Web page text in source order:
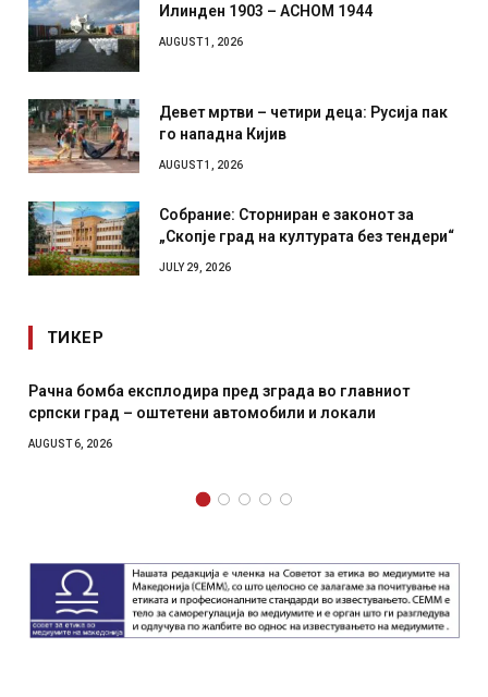
Илинден 1903 – АСНОМ 1944
AUGUST 1, 2026
Девет мртви – четири деца: Русија пак
го нападна Кијив
AUGUST 1, 2026
Собрание: Сторниран е законот за
„Скопје град на културата без тендери“
JULY 29, 2026
ТИКЕР
Рачна бомба експлодира пред зграда во главниот
српски град – оштетени автомобили и локали
AUGUST 6, 2026